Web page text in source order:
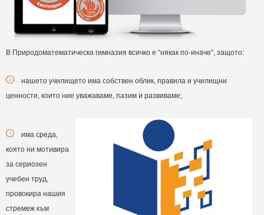
В Природоматематическа гимназия всичко е “някак по-иначе”, защото:
нашето училището има собствен облик, правила и училищни
ценности, които ние уважаваме, пазим и развиваме;
има среда,
която ни мотивира
за сериозен
учебен труд,
провокира нашия
стремеж към